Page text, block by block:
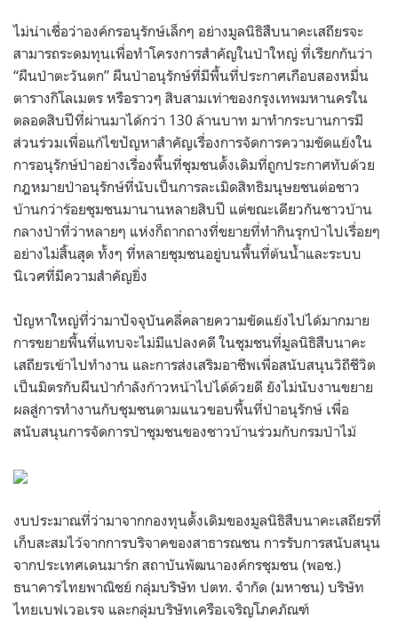
ไม่น่าเชื่อว่าองค์กรอนุรักษ์เล็กๆ อย่างมูลนิธิสืบนาคะเสถียรจะ
สามารถระดมทุนเพื่อทำโครงการสำคัญในป่าใหญ่ ที่เรียกกันว่า
“ผืนป่าตะวันตก” ผืนป่าอนุรักษ์ที่มีพื้นที่ประกาศเกือบสองหมื่น
ตารางกิโลเมตร หรือราวๆ สิบสามเท่าของกรุงเทพมหานครใน
ตลอดสิบปีที่ผ่านมาได้กว่า 130 ล้านบาท มาทำกระบานการมี
ส่วนร่วมเพื่อแก้ไขปัญหาสำคัญเรื่องการจัดการความขัดแย้งใน
การอนุรักษ์ป่าอย่างเรื่องพื้นที่ชุมชนดั้งเดิมที่ถูกประกาศทับด้วย
กฎหมายป่าอนุรักษ์ที่นับเป็นการละเมิดสิทธิมนุษยชนต่อชาว
บ้านกว่าร้อยชุมชนมานานหลายสิบปี แต่ขณะเดียวกันชาวบ้าน
กลางป่าที่ว่าหลายๆ แห่งก็ถากถางที่ขยายที่ทำกินรุกป่าไปเรื่อยๆ
อย่างไม่สิ้นสุด ทั้งๆ ที่หลายชุมชนอยู่บนพื้นที่ต้นน้ำและระบบ
นิเวศที่มีความสำคัญยิ่ง
ปัญหาใหญ่ที่ว่ามาปัจจุบันคลี่คลายความขัดแย้งไปได้มากมาย
การขยายพื้นที่แทบจะไม่มีแปลงคดี ในชุมชนที่มูลนิธิสืบนาคะ
เสถียรเข้าไปทำงาน และการส่งเสริมอาชีพเพื่อสนับสนุนวิถีชีวิต
เป็นมิตรกับผืนป่ากำลังก้าวหน้าไปได้ด้วยดี ยังไม่นับงานขยาย
ผลสู่การทำงานกับชุมชนตามแนวขอบพื้นที่ป่าอนุรักษ์ เพื่อ
สนับสนุนการจัดการป่าชุมชนของชาวบ้านร่วมกับกรมป่าไม้
งบประมาณที่ว่ามาจากกองทุนดั้งเดิมของมูลนิธิสืบนาคะเสถียรที่
เก็บสะสมไว้จากการบริจาคของสาธารณชน การรับการสนับสนุน
จากประเทศเดนมาร์ก สถาบันพัฒนาองค์กรชุมชน (พอช.)
ธนาคารไทยพาณิชย์ กลุ่มบริษัท ปตท. จำกัด (มหาชน) บริษัท
ไทยเบฟเวอเรจ และกลุ่มบริษัทเครือเจริญโภคภัณฑ์